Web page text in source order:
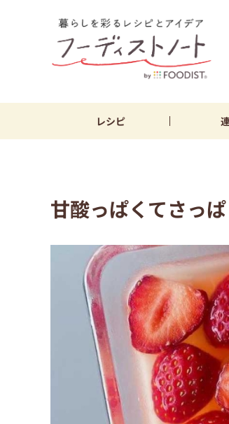
レシピ
甘酸っぱくてさっ